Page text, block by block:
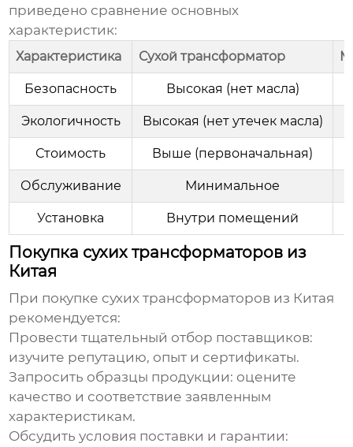
приведено сравнение основных
характеристик:
Характеристика Сухой трансформатор
Безопасность Высокая (нет масла)
Экологичность Высокая (нет утечек масла)
Стоимость Выше (первоначальная)
Обслуживание Минимальное
Установка Внутри помещений
Покупка сухих трансформаторов из
Китая
При покупке сухих трансформаторов из Китая
рекомендуется:
Провести тщательный отбор поставщиков:
изучите репутацию, опыт и сертификаты.
Запросить образцы продукции: оцените
качество и соответствие заявленным
характеристикам.
Обсудить условия поставки и гарантии: